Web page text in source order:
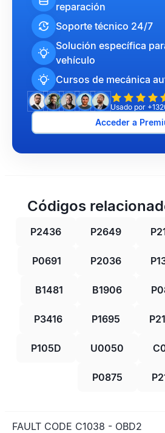
reparación
Soporte técnico 24/7
Solución específica
vehículo
Cursos de mecánica
Usado por
Acceder a
Códigos
P2436 P2649
P0691 P2036
B1481 B1906
P3416 P1695
P105D U0050
P0875
FAULT CODE C1038 - OBD2